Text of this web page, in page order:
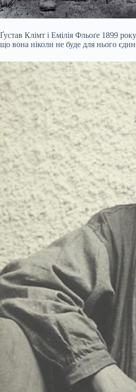
Ґустав Клімт і Емілія Фльоґе 1899
що вона ніколи не буде для нього